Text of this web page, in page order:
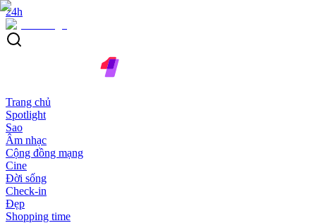
24h
Trang chủ
Spotlight
Sao
Âm nhạc
Cộng đồng mạng
Cine
Đời sống
Check-in
Đẹp
Shopping time